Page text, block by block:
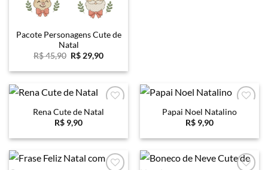
Pacote Personagens Cute de
Natal
R$45,90 O
original
R$ 29,90O
atual
R$ 29,90.
Favoritar
Rena Cute de Natal
R$ 9,90
Favoritar
Papai Noel Natalino
R$ 9,90